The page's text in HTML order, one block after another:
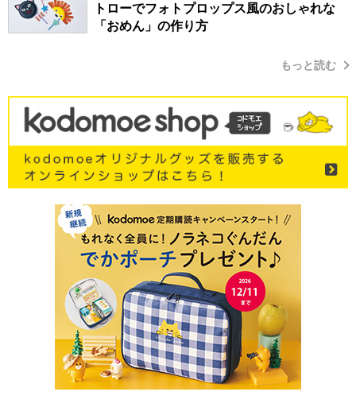
トローでフォトプロップス風のおしゃれな
「おめん」の作り方
もっと読む